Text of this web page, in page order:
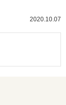
2020.10.07